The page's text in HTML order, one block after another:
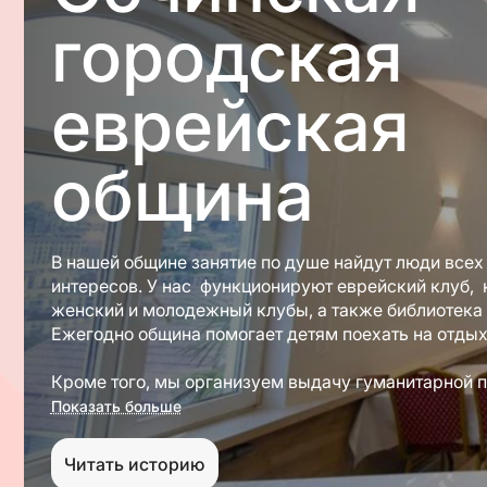
городская
еврейская
община
В нашей общине занятие по душе найдут люди всех
интересов. У нас функционируют еврейский
женский и молодежный клубы, а также библиотека
Ежегодно община помогает детям поехать на
Кроме того, мы организуем выдачу гуманитарной
включает в себя ежемесячные продуктовые
Песахом. В общине проводятся занятия по
учебные программы.
Показать больше
Читать историю